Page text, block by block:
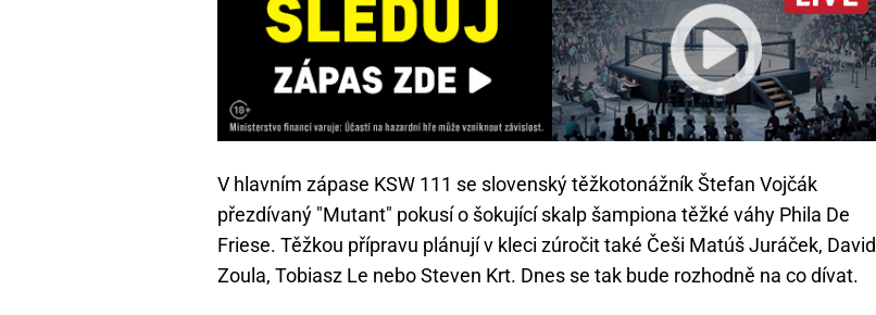
V hlavním zápase KSW 111 se slovenský těžkotonážník Štefan Vojčák
přezdívaný "Mutant" pokusí o šokující skalp šampiona těžké váhy Phila De
Friese. Těžkou přípravu plánují v kleci zúročit také Češi Matúš Juráček, David
Zoula, Tobiasz Le nebo Steven Krt. Dnes se tak bude rozhodně na co dívat.